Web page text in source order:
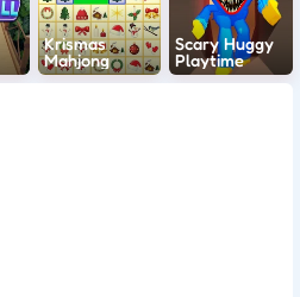
Krismas
Mahjong
Scary Huggy
Playtime